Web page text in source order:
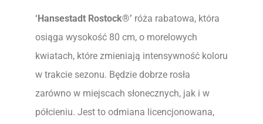
‘Hansestadt Rostock®’ róża rabatowa, która
osiąga wysokość 80 cm, o morelowych
kwiatach, które zmieniają intensywność koloru
w trakcie sezonu. Będzie dobrze rosła
zarówno w miejscach słonecznych, jak i w
półcieniu. Jest to odmiana licencjonowana,